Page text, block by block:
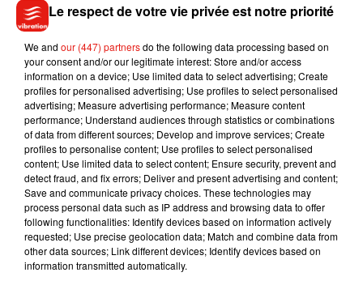
Pas de changement pour les tarifs stationnements
Si le montant de la prune pour ne pas avoir payé le
stationnement augmente, ce ne sera pas le cas des tarifs de
stationnement. Petite éclaircie pour les usagers, ils
bénéficieront d’une demi-heure de gratuité supplémentaire
le midi, c’est-à-dire jusqu’à 14h.
De son côté, la ville s’est engagée à changer une bonne
Le respect de votre vie privée est notre priorité
We and our (447) partnersdo the following data processing based on
your consent and/or our legitimate interest: Store and/or access
information on a device; Use limited data to select advertising; Create
profiles for personalised advertising; Use profiles to select personalised
advertising; Measure advertising performance; Measure content
performance; Understand audiences through statistics or combinations
of data from different sources; Develop and improve services; Create
profiles to personalise content; Use profiles to select personalised
content; Use limited data to select content; Ensure security, prevent and
detect fraud, and fix errors; Deliver and present advertising and content;
Save and communicate privacy choices. These technologies may
process personal data such as IP address and browsing data to offer
following functionalities: Identify devices based on information actively
requested; Use precise geolocation data; Match and combine data from
other data sources; Link different devices; Identify devices based on
information transmitted automatically.